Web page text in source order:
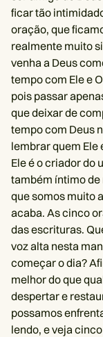
ficar tão
oração, que
realmente muito
venha a Deus
tempo com Ele e
pois passar
que deixar de
tempo com Deus
lembrar quem Ele
Ele é o criador do
também íntimo de
que somos muito
acaba. As cinco
das escrituras.
voz alta nesta
começar o dia?
melhor do que
despertar e
possamos
lendo, e veja